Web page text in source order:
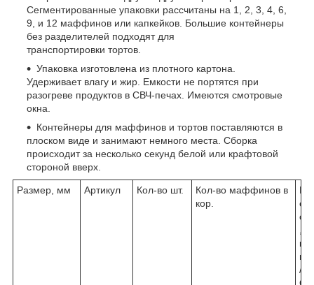
Сегментированные упаковки рассчитаны на 1, 2, 3, 4, 6,
9, и 12 маффинов или капкейков. Большие контейнеры
без разделителей подходят для
транспортировки тортов.
Упаковка изготовлена из плотного картона.
Удерживает влагу и жир. Емкости не портятся при
разогреве продуктов в СВЧ-печах. Имеются смотровые
окна.
Контейнеры для маффинов и тортов поставляются в
плоском виде и занимают немного места. Сборка
происходит за несколько секунд белой или крафтовой
стороной вверх.
Размер, мм Артикул Кол-во шт.
Кол-во маффинов в
кор.
В
е
с
к
г
/
О